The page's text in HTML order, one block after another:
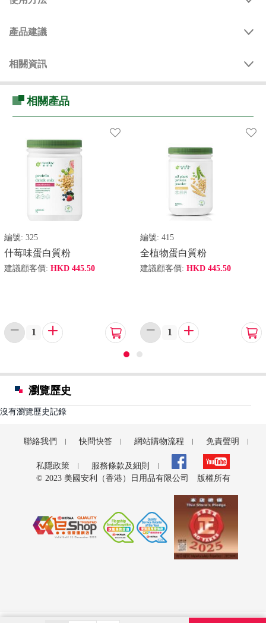
產品建議
相關資訊
相關產品
編號: 325
什莓味蛋白質粉
建議顧客價: HKD 445.50
  
編號: 415
全植物蛋白質粉
建議顧客價: HKD 445.50
  
瀏覽歷史
沒有瀏覽歷史記錄
聯絡我們 快問快答 網站購物流程 免責聲明
私隱政策
服務條款及細則
© 2023 美國安利（香港）日用品有限公司 版權所有